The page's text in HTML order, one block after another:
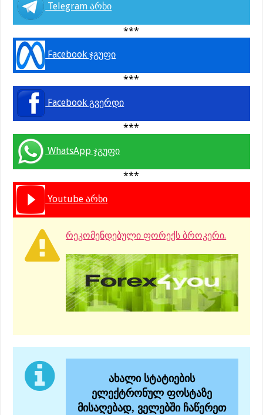
Telegram არხი
***
Facebook ჯგუფი
***
Facebook გვერდი
***
WhatsApp ჯგუფი
***
Youtube არხი
რეკომენდებული ფორექს ბროკერი.
ახალი სტატიების
ელექტრონულ ფოსტაზე
მისაღებად, ველებში ჩაწერეთ